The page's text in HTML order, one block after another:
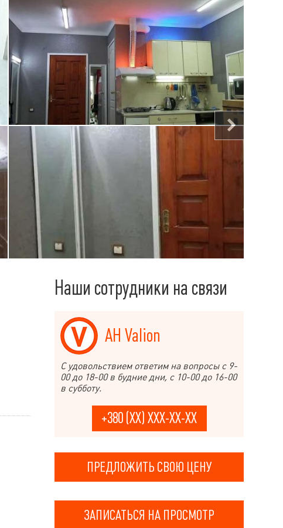
Наши сотрудники на связи
АН Valion
С удовольствием ответим на вопросы с 9-
00 до 18-00 в будние дни, с 10-00 до 16-00
в субботу.
+380 (XX) XXX-XX-XX
ПРЕДЛОЖИТЬ СВОЮ ЦЕНУ
ЗАПИСАТЬСЯ НА ПРОСМОТР